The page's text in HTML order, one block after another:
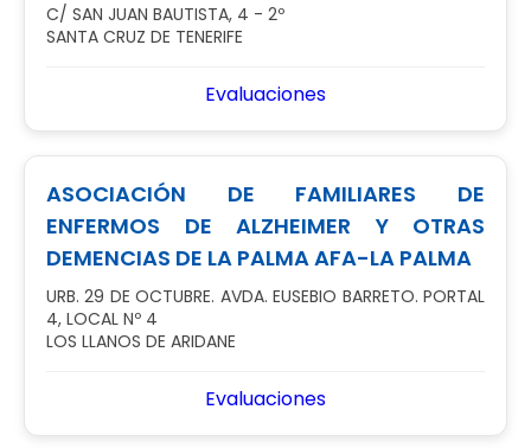
C/ SAN JUAN BAUTISTA, 4 - 2º
SANTA CRUZ DE TENERIFE
Evaluaciones
ASOCIACIÓN DE FAMILIARES DE
ENFERMOS DE ALZHEIMER Y OTRAS
DEMENCIAS DE LA PALMA AFA-LA PALMA
URB. 29 DE OCTUBRE. AVDA. EUSEBIO BARRETO. PORTAL
4, LOCAL Nº 4
LOS LLANOS DE ARIDANE
Evaluaciones